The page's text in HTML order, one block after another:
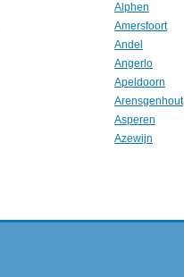
Alphen
Amersfoort
Andel
Angerlo
Apeldoorn
Arensgenhout
Asperen
Azewijn